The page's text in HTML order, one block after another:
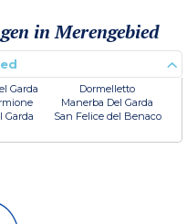
in Merengebied
Garda
Dormelletto
Manerba Del Garda
Garda
San Felice del Benaco